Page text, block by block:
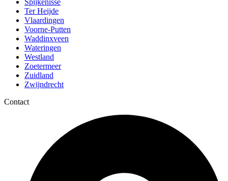
Ter Heijde
Vlaardingen
Voorne-Putten
Waddinxveen
Wateringen
Westland
Zoetermeer
Zuidland
Zwijndrecht
Contact